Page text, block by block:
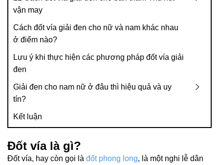
vận may
Cách đốt vía giải đen cho nữ và nam khác nhau
ở điểm nào?
Lưu ý khi thực hiện các phương pháp đốt vía giải
đen
Giải đen cho nam nữ ở đâu thì hiệu quả và uy
tín?
Kết luận
Đốt vía là gì?
Đốt vía, hay còn gọi là đốt phong long, là một nghi lễ dân